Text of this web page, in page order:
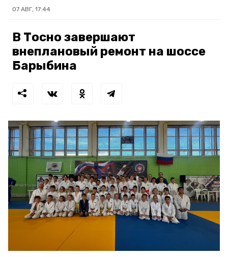
07 АВГ, 17:44
В Тосно завершают
внеплановый ремонт на шоссе
Барыбина